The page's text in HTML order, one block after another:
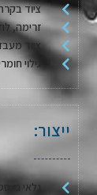
ציוד
זרימה,
ציוד
גילוי
ייצור:
גלאי גז